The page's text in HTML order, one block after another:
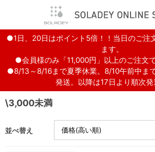
●1日、20日はポイント5倍！！当日のご注
ます。
●会員様のみ「11,000円」以上のご注文
●8/13～8/16まで夏季休業。8/10午前中ま
発送。以降は17日より順次発
\3,000未満
並べ替え